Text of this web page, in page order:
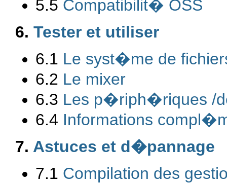
5.5 Compatibilit� OSS
6. Tester et utiliser
6.1 Le syst�me de
6.2 Le mixer
6.3 Les p�riph�riques /
6.4 Informations
7. Astuces et d�pannage
7.1 Compilation des